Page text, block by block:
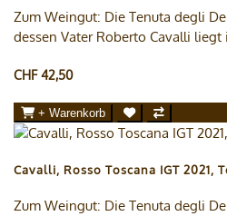
Zum Weingut: Die Tenuta degli
dessen Vater Roberto Cavalli liegt
CHF 42,50
+ Warenkorb
Cavalli, Rosso Toscana IGT 2021,
Zum Weingut: Die Tenuta degli